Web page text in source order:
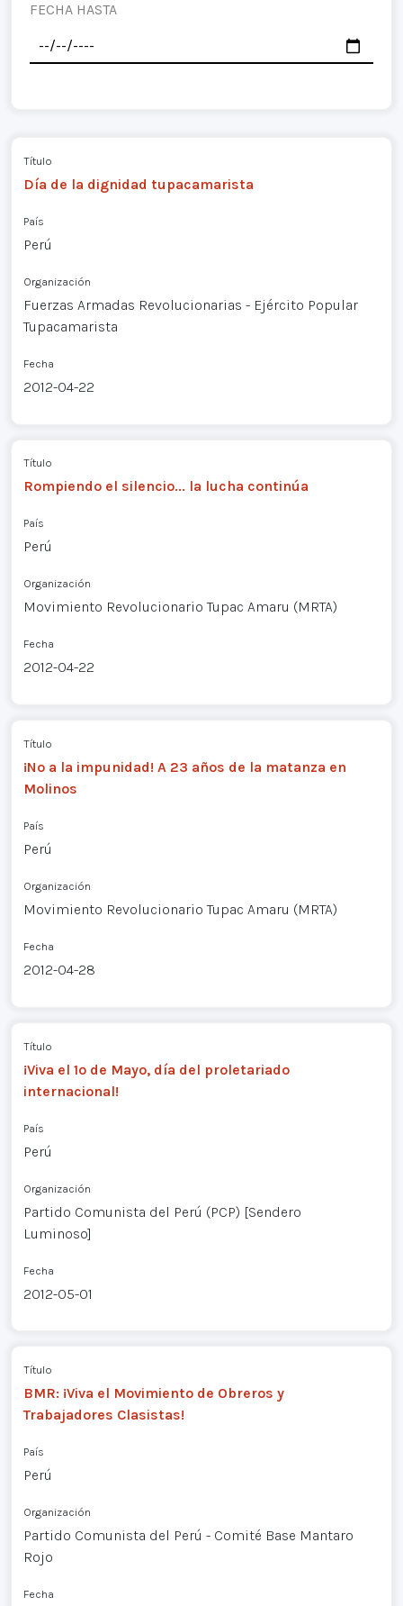
FECHA HASTA
Título
Día de la dignidad tupacamarista
País
Perú
Organización
Fuerzas Armadas Revolucionarias - Ejército Popular
Tupacamarista
Fecha
2012-04-22
Título
Rompiendo el silencio... la lucha continúa
País
Perú
Organización
Movimiento Revolucionario Tupac Amaru (MRTA)
Fecha
2012-04-22
Título
¡No a la impunidad! A 23 años de la matanza en
Molinos
País
Perú
Organización
Movimiento Revolucionario Tupac Amaru (MRTA)
Fecha
2012-04-28
Título
¡Viva el 1º de Mayo, día del proletariado
internacional!
País
Perú
Organización
Partido Comunista del Perú (PCP) [Sendero
Luminoso]
Fecha
2012-05-01
Título
BMR: ¡Viva el Movimiento de Obreros y
Trabajadores Clasistas!
País
Perú
Organización
Partido Comunista del Perú - Comité Base Mantaro
Rojo
Fecha